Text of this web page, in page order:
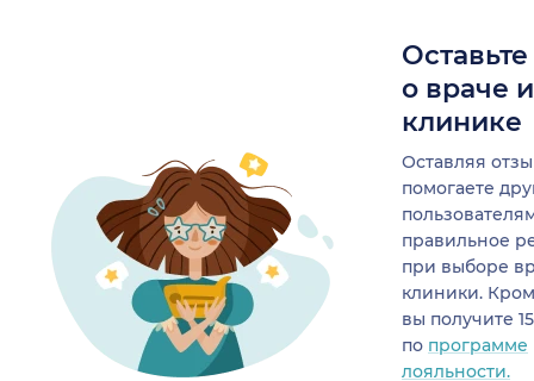
о враче
клинике
Оставляя
помогаете
правильное
при выборе
клиники.
вы получите
по программе
лояльности.